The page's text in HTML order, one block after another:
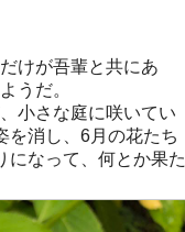
けが吾輩と共にあ
うだ。
小さな庭に咲いてい
を消し、6月の花たち
になって、何とか果た